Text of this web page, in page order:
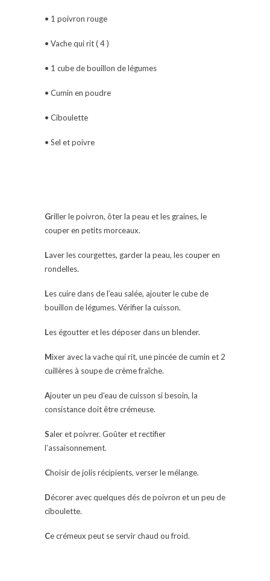
• 1 poivron rouge
• Vache qui rit ( 4 )
• 1 cube de bouillon de légumes
• Cumin en poudre
• Ciboulette
• Sel et poivre
Griller le poivron, ôter la peau et les graines, le
couper en petits morceaux.
Laver les courgettes, garder la peau, les couper en
rondelles.
Les cuire dans de l’eau salée, ajouter le cube de
bouillon de légumes. Vérifier la cuisson.
Les égoutter et les déposer dans un blender.
Mixer avec la vache qui rit, une pincée de cumin et 2
cuillères à soupe de crème fraîche.
Ajouter un peu d’eau de cuisson si besoin, la
consistance doit être crémeuse.
Saler et poivrer. Goûter et rectifier
l’assaisonnement.
Choisir de jolis récipients, verser le mélange.
Décorer avec quelques dés de poivron et un peu de
ciboulette.
Ce crémeux peut se servir chaud ou froid.